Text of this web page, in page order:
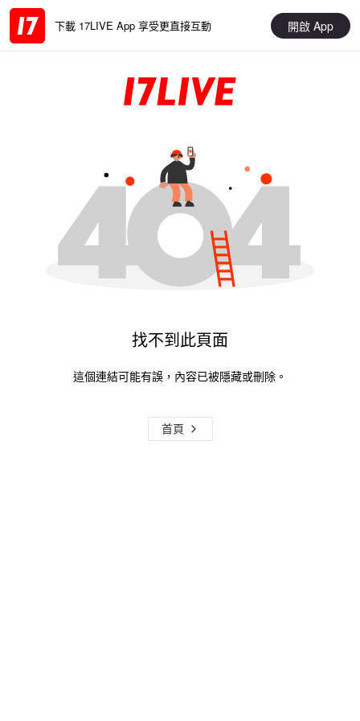
下載 17LIVE App 享受更直接互動 開啟 App
找不到此頁面
這個連結可能有誤，內容已被隱藏或刪除。
首頁